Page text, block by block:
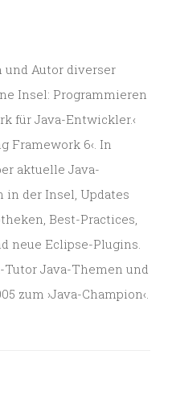
Autor diverser
Insel: Programmieren
für Java-Entwickler.‹
Framework 6‹. In
aktuelle Java-
in der Insel, Updates
Best-Practices,
neue Eclipse-Plugins.
Tutor Java-Themen und
zum ›Java-Champion‹.